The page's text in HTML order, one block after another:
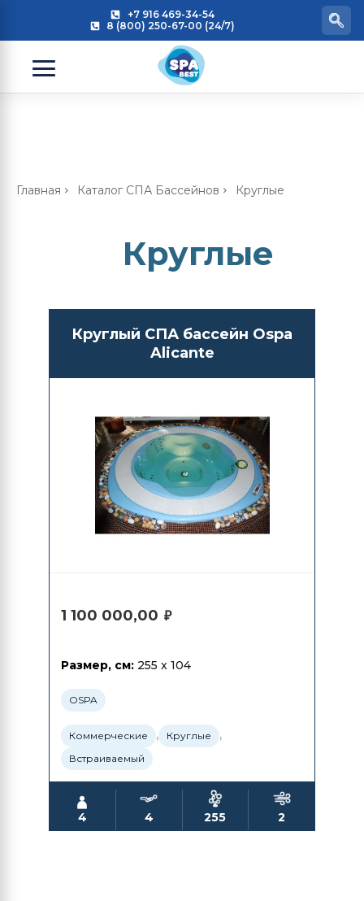
+7 916 469-34-54
8 (800) 250-67-00 (24/7)
Главная Каталог СПА Бассейнов Круглые
Круглые
Круглый СПА бассейн Ospa
Alicante
1 100 000,00 ₽
Размер, см: 255 x 104
OSPA
Коммерческие , Круглые ,
Встраиваемый
4 4 255 2